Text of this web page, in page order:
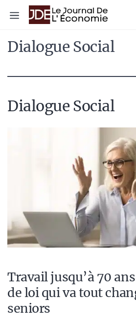
Menu
Dialogue Social
Dialogue Social
Travail jusqu’à 70
de loi qui va tout
seniors